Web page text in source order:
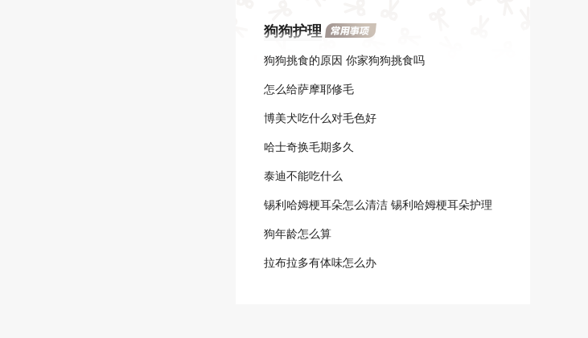
狗狗护理
狗狗挑食的原因 你家狗狗挑食吗
怎么给萨摩耶修毛
博美犬吃什么对毛色好
哈士奇换毛期多久
泰迪不能吃什么
锡利哈姆梗耳朵怎么清洁 锡利哈姆梗耳朵护理
方法
狗年龄怎么算
拉布拉多有体味怎么办